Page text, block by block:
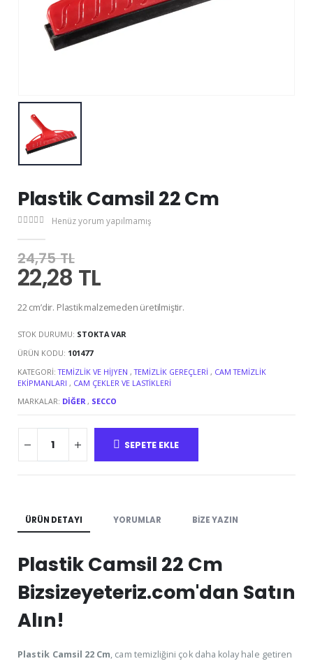
Plastik Camsil 22 Cm
Henüz yorum yapılmamış
24,75 TL
22,28 TL
22 cm’dir. Plastik malzemeden üretilmiştir.
STOK DURUMU: STOKTA VAR
ÜRÜN KODU: 101477
KATEGORI:TEMIZLIK VE HIJYEN ,TEMIZLIK GEREÇLERI , CAM TEMIZLIK
EKIPMANLARI , CAM ÇEKLER VE LASTIKLERI
MARKALAR: DIĞER , SECCO
SEPETE EKLE
ÜRÜN DETAYI YORUMLAR BIZE YAZIN
Plastik Camsil 22 Cm
Bizsizeyeteriz.com'dan Satın
Alın!
Plastik Camsil 22 Cm, cam temizliğini çok daha kolay hale getiren